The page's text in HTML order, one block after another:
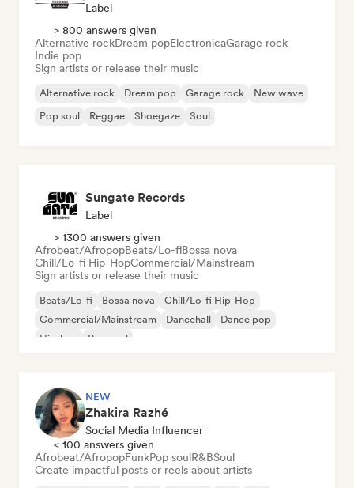
Label
> 800 answers given
Alternative rockDream popElectronicaGarage rock
Indie pop
Sign artists or release their music
Alternative rock Dream pop Garage rock
New wave
Pop soul
Reggae Shoegaze Soul
Sungate Records
Label
> 1300 answers given
Afrobeat/AfropopBeats/Lo-fiBossa nova
Chill/Lo-fi Hip-HopCommercial/Mainstream
Sign artists or release their music
Beats/Lo-fi Bossa nova
Chill/Lo-fi Hip-Hop
Commercial/Mainstream
Dancehall
Dance pop
Hip-hop
Pop soul
NEW
Zhakira Razhé
Social Media Influencer
< 100 answers given
Afrobeat/AfropopFunkPop soulR&BSoul
Create impactful posts or reels about artists